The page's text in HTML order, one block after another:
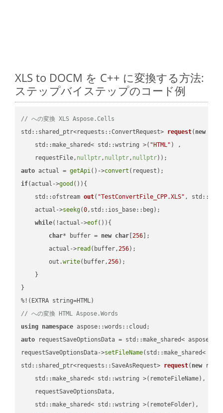
XLS to DOCM を C++ に変換する方法:
ステップバイステップのコード例
// への変換 XLS Aspose.Cells
std::shared_ptr<requests::ConvertRequest> request( new
    std::make_shared< std::wstring >(
"HTML" ) ,
    requestFile,
nullptr, nullptr, nullptr))
auto actual = getApi()->convert
if(actual->good ()){
std::ofstream out( "TestConvertFile_CPP.XLS" ,
    actual->
seekg(0,std::ios_base::beg);
while(!actual->eof()){
char* buffer = new char [256 ];
        actual->
read (buffer,256);
        out.
write(buffer,256);
    }
}
// への変換 HTML Aspose.Words
using namespace
auto requestSaveOptionsData = std::make_shared<
requestSaveOptionsData->setFileName(std::make_shared<
std::shared_ptr<requests::SaveAsRequest> request( new
    std::make_shared< std::wstring >(remoteFileName),
    requestSaveOptionsData,
    std::make_shared< std::wstring >(remoteFolder),